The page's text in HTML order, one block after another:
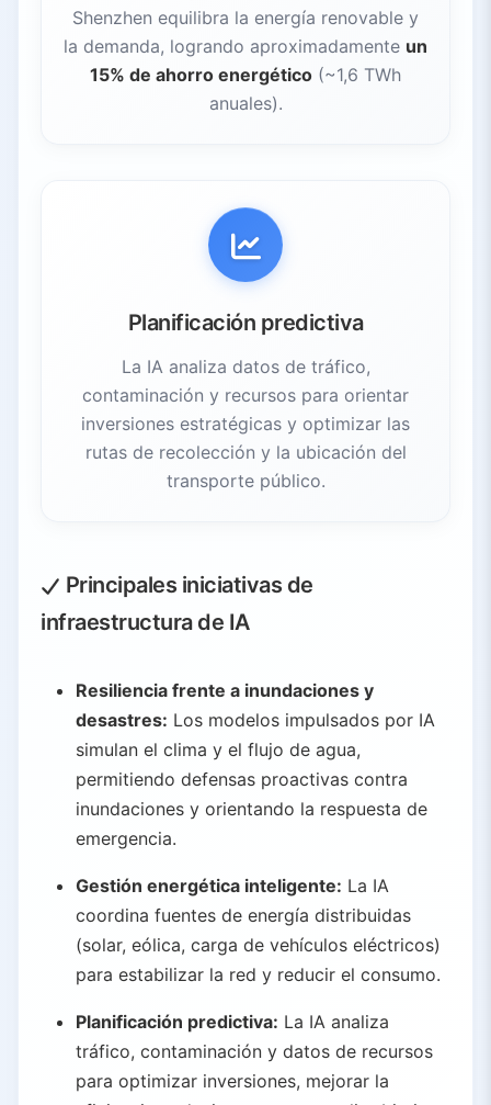
Shenzhen equilibra la energía renovable y
la demanda, logrando aproximadamente un
15% de ahorro energético (~1,6 TWh
anuales).
Planificación predictiva
La IA analiza datos de tráfico,
contaminación y recursos para orientar
inversiones estratégicas y optimizar las
rutas de recolección y la ubicación del
transporte público.
Principales iniciativas de
infraestructura de IA
Resiliencia frente a inundaciones y
desastres: Los modelos impulsados por IA
simulan el clima y el flujo de agua,
permitiendo defensas proactivas contra
inundaciones y orientando la respuesta de
emergencia.
Gestión energética inteligente: La IA
coordina fuentes de energía distribuidas
(solar, eólica, carga de vehículos eléctricos)
para estabilizar la red y reducir el consumo.
Planificación predictiva: La IA analiza
tráfico, contaminación y datos de recursos
para optimizar inversiones, mejorar la